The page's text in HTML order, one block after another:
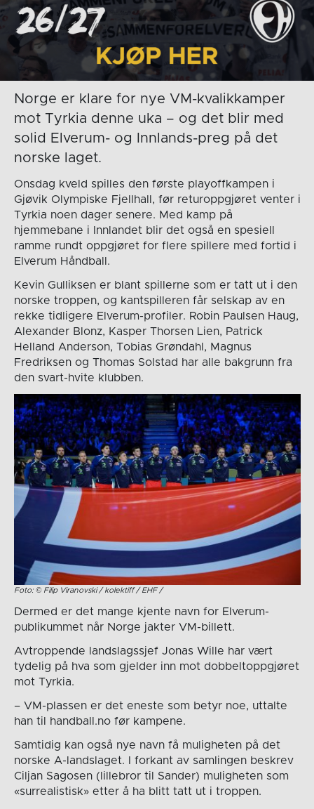
Norge er klare for nye VM-kvalikkamper
mot Tyrkia denne uka – og det blir med
solid Elverum- og Innlands-preg på det
norske laget.
Onsdag kveld spilles den første playoffkampen i
Gjøvik Olympiske Fjellhall, før returoppgjøret venter i
Tyrkia noen dager senere. Med kamp på
hjemmebane i Innlandet blir det også en spesiell
ramme rundt oppgjøret for flere spillere med fortid i
Elverum Håndball.
Kevin Gulliksen er blant spillerne som er tatt ut i den
norske troppen, og kantspilleren får selskap av en
rekke tidligere Elverum-profiler. Robin Paulsen Haug,
Alexander Blonz, Kasper Thorsen Lien, Patrick
Helland Anderson, Tobias Grøndahl, Magnus
Fredriksen og Thomas Solstad har alle bakgrunn fra
den svart-hvite klubben.
Foto: © Filip Viranovski / kolektiff / EHF /
Dermed er det mange kjente navn for Elverum-
publikummet når Norge jakter VM-billett.
Avtroppende landslagssjef Jonas Wille har vært
tydelig på hva som gjelder inn mot dobbeltoppgjøret
mot Tyrkia.
– VM-plassen er det eneste som betyr noe, uttalte
han til handball.no før kampene.
Samtidig kan også nye navn få muligheten på det
norske A-landslaget. I forkant av samlingen beskrev
Ciljan Sagosen (lillebror til Sander) muligheten som
«surrealistisk» etter å ha blitt tatt ut i troppen.